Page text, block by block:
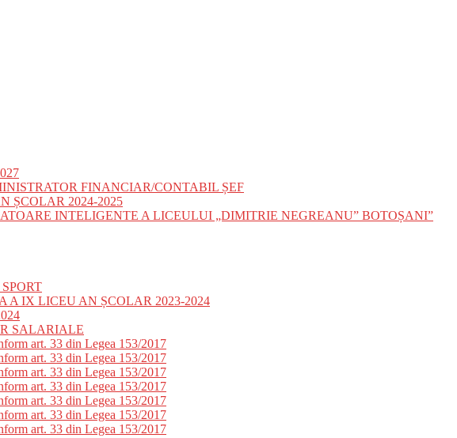
FINANCIAR/CONTABIL ȘEF
ȘCOLAR 2024-2025
INTELIGENTE A LICEULUI „DIMITRIE NEGREANU” BOTOȘANI”
A IX LICEU AN ȘCOLAR 2023-2024
SALARIALE
art. 33 din Legea 153/2017
art. 33 din Legea 153/2017
art. 33 din Legea 153/2017
art. 33 din Legea 153/2017
art. 33 din Legea 153/2017
art. 33 din Legea 153/2017
art. 33 din Legea 153/2017